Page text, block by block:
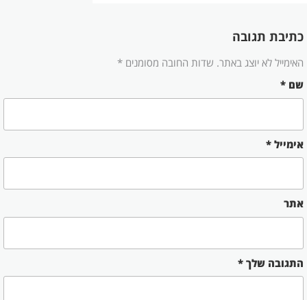
כתיבת תגובה
האימייל לא יוצג באתר. שדות החובה מסומנים *
שם *
אימייל *
אתר
התגובה שלך *